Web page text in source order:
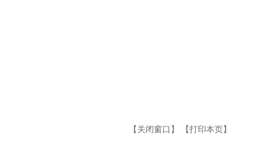
【关闭窗口】 【打印本页】